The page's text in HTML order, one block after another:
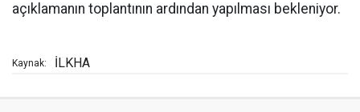
açıklamanın toplantının ardından yapılması bekleniyor.
Kaynak: İLKHA